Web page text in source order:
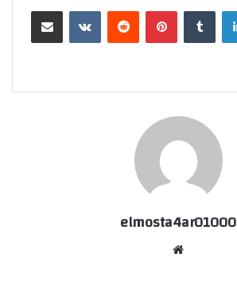
لينكدإن بينتيريست مشاركة عبر البريد
elmosta4ar01000